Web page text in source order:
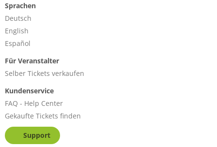
Sprachen
Deutsch
English
Español
Für Veranstalter
Selber Tickets verkaufen
Kundenservice
FAQ - Help Center
Gekaufte Tickets finden
Support